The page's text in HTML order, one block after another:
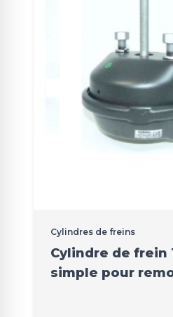
Cylindres de freins
Cylindre de frein
simple pour